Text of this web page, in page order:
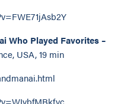
Who Played Favorites –
USA, 19 min